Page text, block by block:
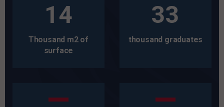
14
Thousand m2 of
surface
33
thousand graduates